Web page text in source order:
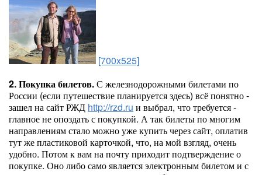
[700x525]
2. Покупка билетов.С железнодорожными билетами по
России (если путешествие планируется здесь) всё понятно -
зашел на сайт РЖД http://rzd.ru и выбрал, что требуется -
главное не опоздать с покупкой. А так билеты по многим
направлениям стало можно уже купить через сайт, оплатив
тут же пластиковой карточкой, что, на мой взгляд, очень
удобно. Потом к вам на почту приходит подтверждение о
покупке. Оно либо само является электронным билетом и с